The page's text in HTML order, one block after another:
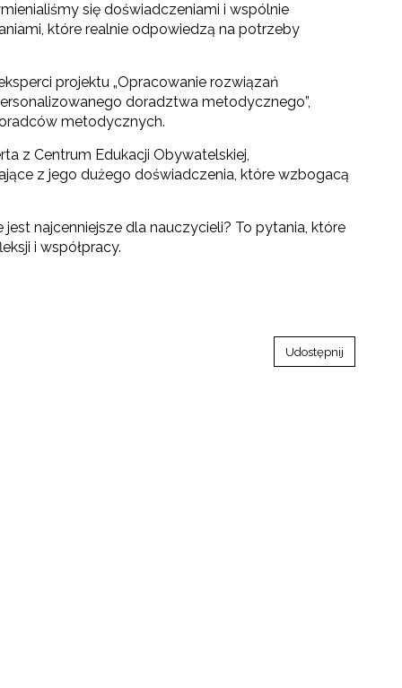
się doświadczeniami i wspólnie
które realnie odpowiedzą na potrzeby
projektu „Opracowanie rozwiązań
doradztwa metodycznego”,
metodycznych.
z Centrum Edukacji Obywatelskiej,
z jego dużego doświadczenia, które wzbogacą
najcenniejsze dla nauczycieli? To pytania, które
i współpracy.
Udostępnij